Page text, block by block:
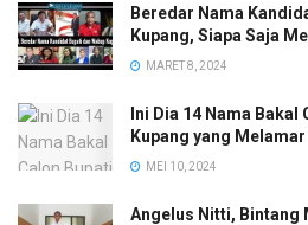
Beredar Nama
Kupang, Siapa Saja
MARET 8, 2024
Ini Dia 14 Nama
Kupang yang
MEI 10, 2024
Angelus Nitti, Bintang